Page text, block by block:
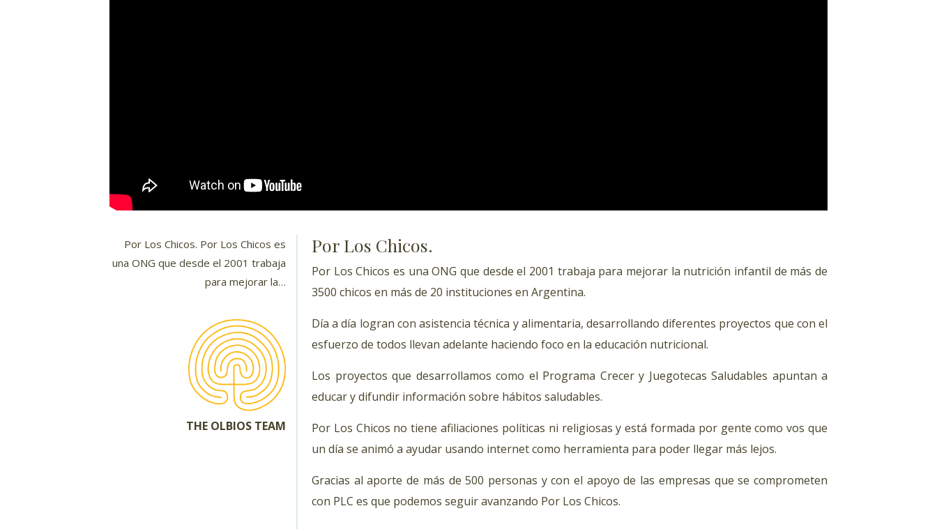
Por Los Chicos. Por Los Chicos es
una ONG que desde el 2001 trabaja
para mejorar la…
THE OLBIOS TEAM
Por Los Chicos.
Por Los Chicos es una ONG que desde el 2001 trabaja para mejorar la nutrición infantil de más de
3500 chicos en más de 20 instituciones en Argentina.
Día a día logran con asistencia técnica y alimentaria, desarrollando diferentes proyectos que con el
esfuerzo de todos llevan adelante haciendo foco en la educación nutricional.
Los proyectos que desarrollamos como el Programa Crecer y Juegotecas Saludables apuntan a
educar y difundir información sobre hábitos saludables.
Por Los Chicos no tiene afiliaciones políticas ni religiosas y está formada por gente como vos que
un día se animó a ayudar usando internet como herramienta para poder llegar más lejos.
Gracias al aporte de más de 500 personas y con el apoyo de las empresas que se comprometen
con PLC es que podemos seguir avanzando Por Los Chicos.